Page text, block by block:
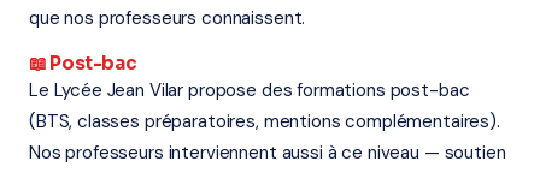
que nos professeurs connaissent.
📖 Post-bac
Le Lycée Jean Vilar propose des formations post-bac
(BTS, classes préparatoires, mentions complémentaires).
Nos professeurs interviennent aussi à ce niveau — soutien